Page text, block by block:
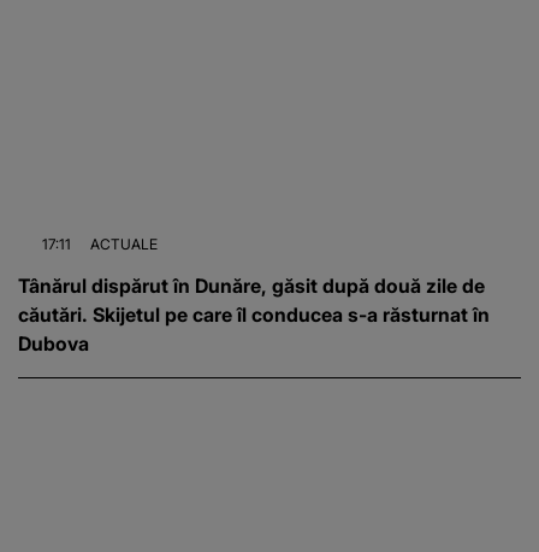
17:11 ACTUALE
Tânărul dispărut în Dunăre, găsit după două zile de
căutări. Skijetul pe care îl conducea s-a răsturnat în
Dubova